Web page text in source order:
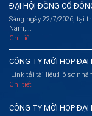
ĐẠI HỘI ĐỒNG CỔ
Sáng ngày 22/7/2026, tại
Nam,...
Chi tiết
CÔNG TY MỜI HỌP
Link tải tài liêu:Hồ sơ
Chi tiết
CÔNG TY MỜI HỌP